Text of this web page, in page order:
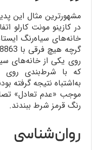
خانه‌های سیاه‌رنگ
روی یکی از خانه‌های
که با شرط‌بندی روی
به‌اشتباه نتیجه گرفته
موجب «عدم تعادل»
رنگ قرمز شرط ببندند.
روان‌شناسی